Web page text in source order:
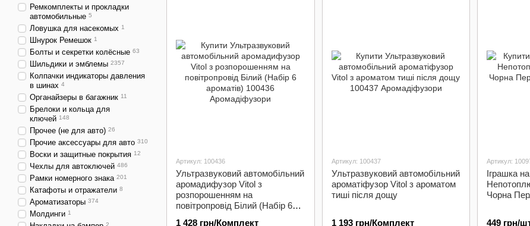
Артикул: 100436
Ультразвуковий автомобільний
аромадифузор Vitol з
розпорошенням на
повітропровід Білий (Набір 6
1 428 грн/Комплект
Артикул: 100437
Ультразвуковий автомобільний
ароматіфузор Vitol з ароматом
тиші після дощу
1 193 грн/Комплект
Артикул:
Іграшка
Чорна
449 грн/
Ремкомплекты и прокладки
автомобильные 5
Ловушка для насекомых 1
Шнурок Ремешок 1
Болты и секретки колёсные 63
Шильдики и эмблемы 2357
Колпачки индикаторы давления
в шинах 4
Органайзеры в багажник 11
Брелоки и кольца для
ключей 148
Прочее (не для авто) 26
Прочие аксессуары для авто 310
Воски и защитные покрытия 12
Чехлы для автоключей 486
Рамки номерного знака 201
Катафоты и отражатели 8
Ароматизаторы 374
Молдинги 1
2